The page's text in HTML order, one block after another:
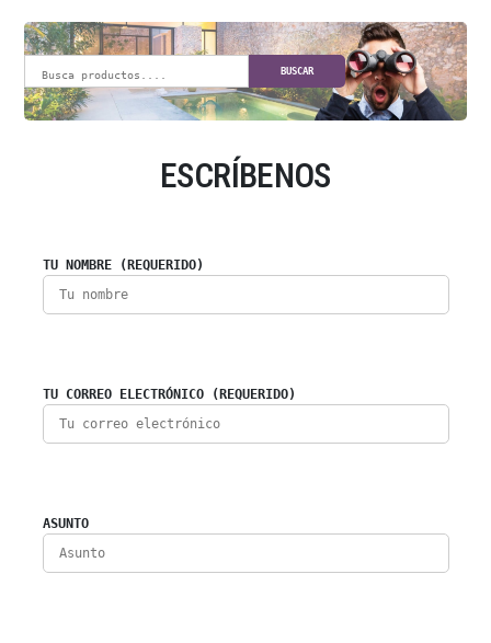
BUSCAR
ESCRÍBENOS
TU NOMBRE (REQUERIDO)
TU CORREO ELECTRÓNICO (REQUERIDO)
ASUNTO